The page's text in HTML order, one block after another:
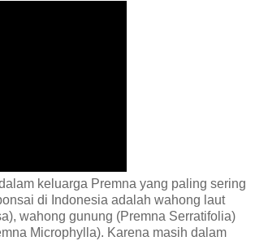
keluarga Premna yang paling sering
di Indonesia adalah wahong laut
wahong gunung (Premna Serratifolia)
Microphylla). Karena masih dalam